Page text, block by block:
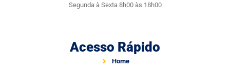
Segunda à Sexta 8h00 às 18h00
Acesso Rápido
Home